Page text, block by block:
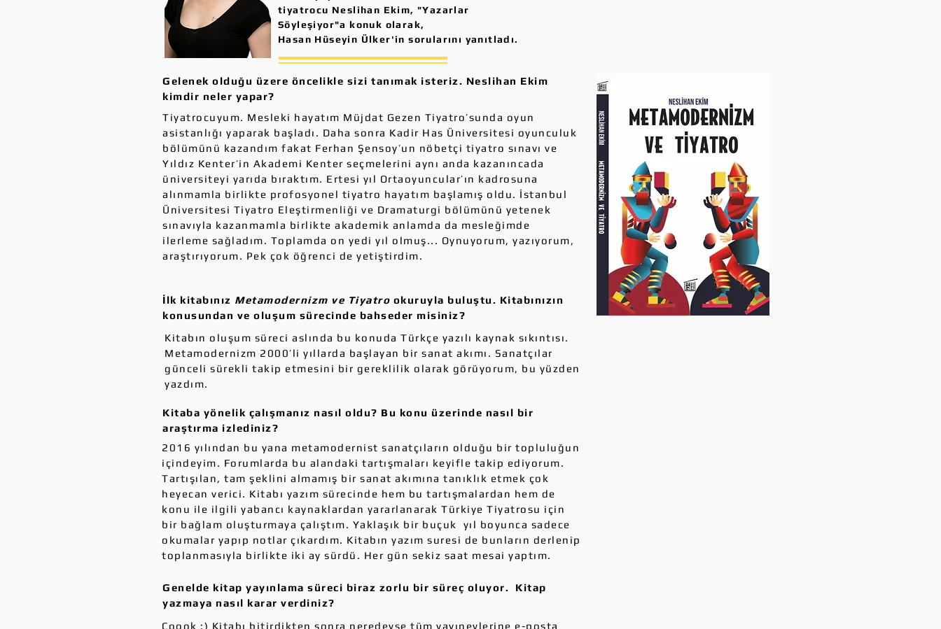
tiyatrocu Neslihan Ekim, "Yazarlar
Söyleşiyor"a konuk olarak,
Hasan Hüseyin Ülker'in sorularını yanıtladı.
Gelenek olduğu üzere öncelikle sizi tanımak isteriz. Neslihan Ekim
kimdir neler yapar?
Tiyatrocuyum. Mesleki hayatım Müjdat Gezen Tiyatro’sunda oyun
asistanlığı yaparak başladı. Daha sonra Kadir Has Üniversitesi oyunculuk
bölümünü kazandım fakat Ferhan Şensoy’un nöbetçi tiyatro sınavı ve
Yıldız Kenter’in Akademi Kenter seçmelerini aynı anda kazanıncada
üniversiteyi yarıda bıraktım. Ertesi yıl Ortaoyuncular’ın kadrosuna
alınmamla birlikte profosyonel tiyatro hayatım başlamış oldu. İstanbul
Üniversitesi Tiyatro Eleştirmenliği ve Dramaturgi bölümünü yetenek
sınavıyla kazanmamla birlikte akademik anlamda da mesleğimde
ilerleme sağladım. Toplamda on yedi yıl olmuş... Oynuyorum, yazıyorum,
araştırıyorum. Pek çok öğrenci de yetiştirdim.
İlk kitabınız Metamodernizm ve Tiyatro okuruyla buluştu. Kitabınızın
konusundan ve oluşum sürecinde bahseder misiniz?
Kitabın oluşum süreci aslında bu konuda Türkçe yazılı kaynak sıkıntısı.
Metamodernizm 2000’li yıllarda başlayan bir sanat akımı. Sanatçılar
günceli sürekli takip etmesini bir gereklilik olarak görüyorum, bu yüzden
yazdım.
Kitaba yönelik çalışmanız nasıl oldu? Bu konu üzerinde nasıl bir
araştırma izlediniz?
2016 yılından bu yana metamodernist sanatçıların olduğu bir topluluğun
içindeyim. Forumlarda bu alandaki tartışmaları keyifle takip ediyorum.
Tartışılan, tam şeklini almamış bir sanat akımına tanıklık etmek çok
heyecan verici. Kitabı yazım sürecinde hem bu tartışmalardan hem de
konu ile ilgili yabancı kaynaklardan yararlanarak Türkiye Tiyatrosu için
bir bağlam oluşturmaya çalıştım. Yaklaşık bir buçuk yıl boyunca sadece
okumalar yapıp notlar çıkardım. Kitabın yazım suresi de bunların derlenip
toplanmasıyla birlikte iki ay sürdü. Her gün sekiz saat mesai yaptım.
Genelde kitap yayınlama süreci biraz zorlu bir süreç oluyor. Kitap
yazmaya nasıl karar verdiniz?
Çoook :) Kitabı bitirdikten sonra neredeyse tüm yayınevlerine e-posta